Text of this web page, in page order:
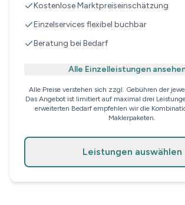
Kostenlose Marktpreiseinschätzung
Einzelservices flexibel buchbar
Beratung bei Bedarf
Alle Einzelleistungen
Alle Preise verstehen sich zzgl. Gebühren der
Das Angebot ist limitiert auf maximal drei
erweiterten Bedarf empfehlen wir die
Maklerpaketen.
Leistungen auswählen